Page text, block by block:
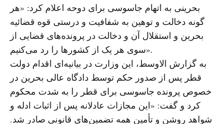
بحرینی به اتهام جاسوسی برای دوحه اعلام کرد: «هر
گونه دخالت و توهین به شفافیت و درستی قوه قضائیه
بحرین و استقلال آن و دخالت در پرونده‌های قضایی از
سوی هر یک از کشورها را رد می‌کنیم».
به گزارش الاوسط، این وزارت در بیانیه‌ای اقدام دولت
قطر پس از صدور حکم توسط دادگاه عالی بحرین در
خصوص پرونده جاسوسی برای قطر را به شدت محکوم
کرد و گفت: «این مجازات عادلانه پس از اثبات ادله و
شواهد روشن و تأمین همه تضمین‌های قانونی صادر شد.